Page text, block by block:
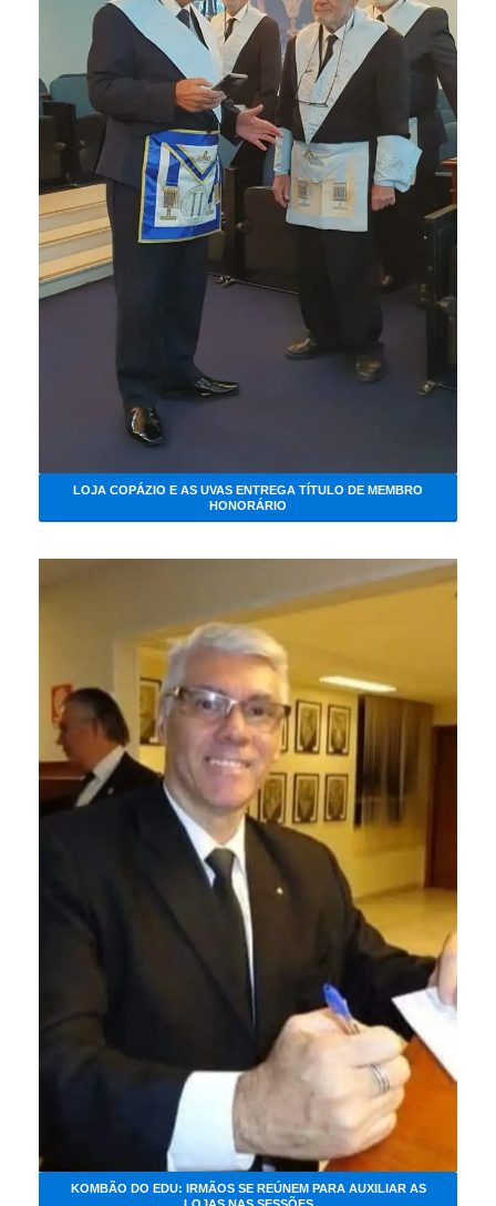
LOJA COPÁZIO E AS UVAS ENTREGA TÍTULO DE MEMBRO
HONORÁRIO
KOMBÃO DO EDU: IRMÃOS SE REÚNEM PARA AUXILIAR AS